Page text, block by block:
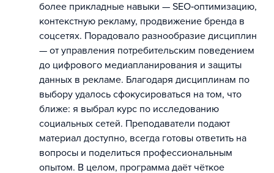
более прикладные навыки — SEO‑оптимизацию,
контекстную рекламу, продвижение бренда в
соцсетях. Порадовало разнообразие дисциплин
— от управления потребительским поведением
до цифрового медиапланирования и защиты
данных в рекламе. Благодаря дисциплинам по
выбору удалось сфокусироваться на том, что
ближе: я выбрал курс по исследованию
социальных сетей. Преподаватели подают
материал доступно, всегда готовы ответить на
вопросы и поделиться профессиональным
опытом. В целом, программа даёт чёткое